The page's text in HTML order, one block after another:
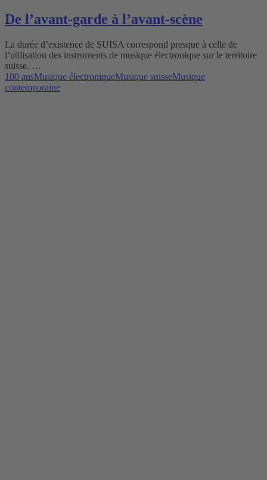
De l’avant-garde à l’avant-scène
La durée d’existence de SUISA correspond presque à celle de
l’utilisation des instruments de musique électronique sur le territoire
suisse. …
100 ansMusique électroniqueMusique suisseMusique
contemporaine